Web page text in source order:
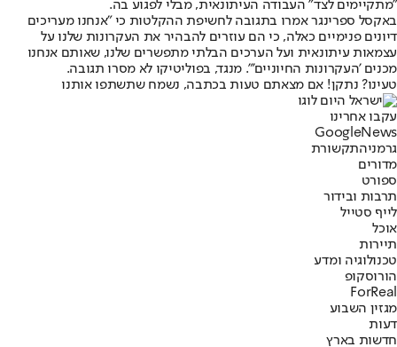
"מתקיימים לצד" העבודה העיתונאית, מבלי לפגוע בה.
באקסל ספרינגר אמרו בתגובה לחשיפת ההקלטות כי "אנחנו מעריכים
דיונים פנימיים כאלה, כי הם עוזרים להבהיר את העקרונות שלנו על
עצמאות עיתונאית ועל הערכים הבלתי מתפשרים שלנו, שאותם אנחנו
מכנים 'העקרונות החיוניים'". מנגד, בפוליטיקו לא מסרו תגובה.
טעינו? נתקן! אם מצאתם טעות בכתבה, נשמח שתשתפו אותנו
עקבו אחרינו
Googl eNews
גרמניהתקשורת
מדורים
ספורט
תרבות ובידור
לייף סטייל
אוכל
תיירות
טכנולוגיה ומדע
הורוסקופ
ForReal
מגזין השבוע
דעות
חדשות בארץ